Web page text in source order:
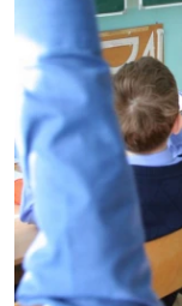
No